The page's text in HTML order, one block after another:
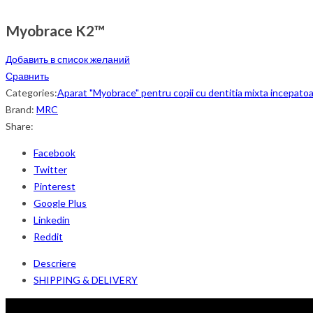
Myobrace K2™
Добавить в список желаний
Сравнить
Categories:Aparat "Myobrace" pentru copii cu dentitia mixta
Brand: MRC
Share:
Facebook
Twitter
Pinterest
Google Plus
Linkedin
Reddit
Descriere
SHIPPING & DELIVERY